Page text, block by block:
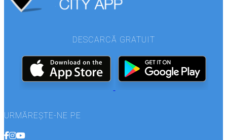
DESCARCĂ GRATUIT
URMĂREȘTE-NE PE